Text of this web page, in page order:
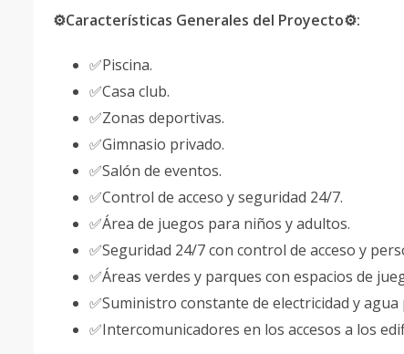
⚙️Características Generales del Proyecto⚙️:
✅Piscina.
✅Casa club.
✅Zonas deportivas.
✅Gimnasio privado.
✅Salón de eventos.
✅Control de acceso y seguridad 24/7.
✅Área de juegos para niños y adultos.
✅Seguridad 24/7 con control de acceso y
✅Áreas verdes y parques con espacios de
✅Suministro constante de electricidad y
✅Intercomunicadores en los accesos a los